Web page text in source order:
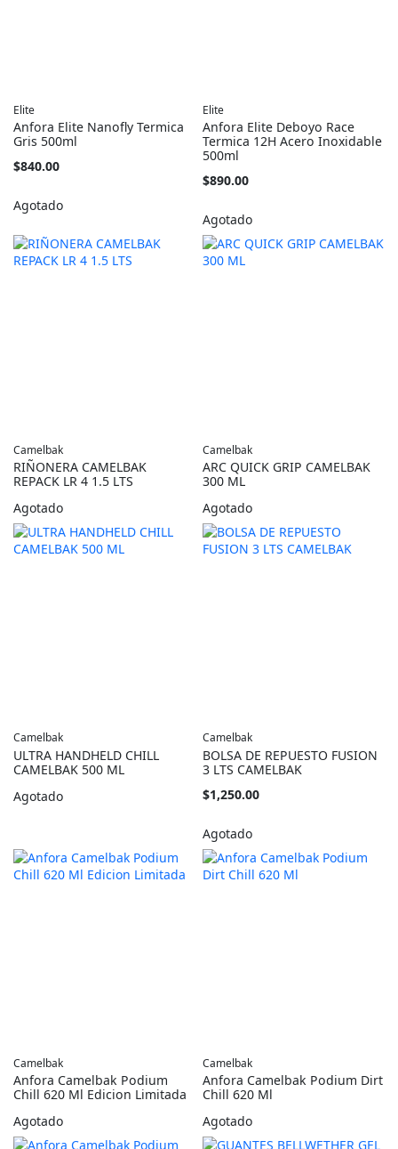
Elite
Anfora Elite Nanofly Termica
Gris 500ml
$840.00
Agotado
Elite
Anfora Elite Deboyo Race
Termica 12H Acero Inoxidable
500ml
$890.00
Agotado
Camelbak
RIÑONERA CAMELBAK
REPACK LR 4 1.5 LTS
Agotado
Camelbak
ARC QUICK GRIP CAMELBAK
300 ML
Agotado
Camelbak
ULTRA HANDHELD CHILL
CAMELBAK 500 ML
Agotado
Camelbak
BOLSA DE REPUESTO FUSION
3 LTS CAMELBAK
$1,250.00
Agotado
Camelbak
Anfora Camelbak Podium
Chill 620 Ml Edicion Limitada
Agotado
Camelbak
Anfora Camelbak Podium Dirt
Chill 620 Ml
Agotado